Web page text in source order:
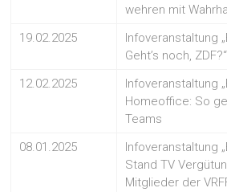
wehren mit
19.02.2025
Infoveranstaltung
Geht’s noch,
12.02.2025
Infoveranstaltung
Homeoffice: So
Teams
08.01.2025
Infoveranstaltung
Stand TV
Mitglieder der